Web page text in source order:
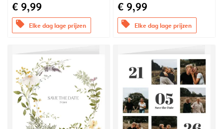
€ 9,99
offers Elke dag lage prijzen
€ 9,99
offers Elke dag lage prijzen